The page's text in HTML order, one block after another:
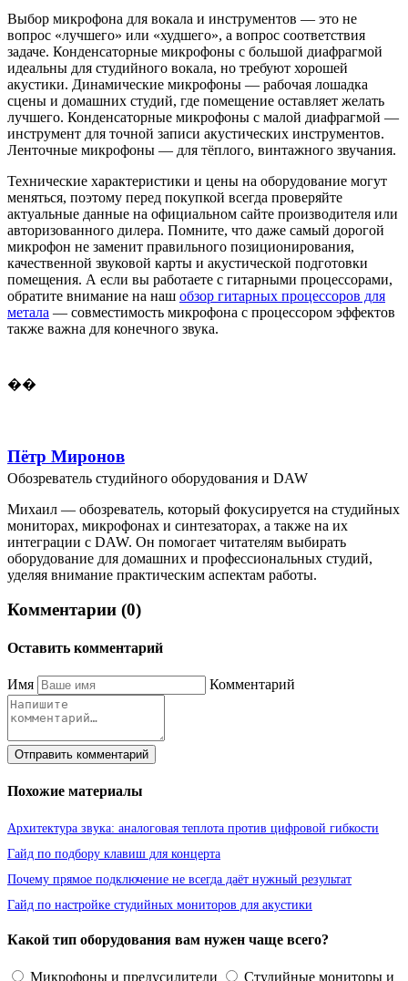
Выбор микрофона для вокала и инструментов — это не
вопрос «лучшего» или «худшего», а вопрос соответствия
задаче. Конденсаторные микрофоны с большой диафрагмой
идеальны для студийного вокала, но требуют хорошей
акустики. Динамические микрофоны — рабочая лошадка
сцены и домашних студий, где помещение оставляет желать
лучшего. Конденсаторные микрофоны с малой диафрагмой —
инструмент для точной записи акустических инструментов.
Ленточные микрофоны — для тёплого, винтажного звучания.
Технические характеристики и цены на оборудование могут
меняться, поэтому перед покупкой всегда проверяйте
актуальные данные на официальном сайте производителя или
авторизованного дилера. Помните, что даже самый дорогой
микрофон не заменит правильного позиционирования,
качественной звуковой карты и акустической подготовки
помещения. А если вы работаете с гитарными процессорами,
обратите внимание на наш обзор гитарных процессоров для
метала — совместимость микрофона с процессором эффектов
также важна для конечного звука.
��
Пётр Миронов
Обозреватель студийного оборудования и DAW
Михаил — обозреватель, который фокусируется на студийных
мониторах, микрофонах и синтезаторах, а также на их
интеграции с DAW. Он помогает читателям выбирать
оборудование для домашних и профессиональных студий,
уделяя внимание практическим аспектам работы.
Комментарии (0)
Оставить комментарий
Имя Комментарий
Отправить комментарий
Похожие материалы
Архитектура звука: аналоговая теплота против цифровой гибкости
Гайд по подбору клавиш для концерта
Почему прямое подключение не всегда даёт нужный результат
Гайд по настройке студийных мониторов для акустики
Какой тип оборудования вам нужен чаще всего?
Микрофоны и предусилители Студийные мониторы и